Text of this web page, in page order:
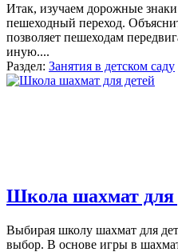
Итак, изучаем дорожные
пешеходный переход.
позволяет пешеходам
иную....
Раздел: Занятия в детском саду
Школа шахмат для
Выбирая школу шахмат для
выбор. В основе игры в